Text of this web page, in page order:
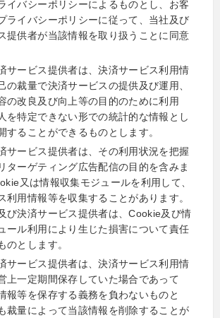
イバシーポリシーによるものとし、お客
ライバシーポリシーに従って、当社及び
提供者が当該情報を取り扱うことに同意
サービス提供者は、決済サービス利用情
の裁量で決済サービスの提供及び運用、
の改良及び向上等の目的のために利用
を特定できない形での統計的な情報とし
することができるものとします。
サービス提供者は、その利用状況を把握
ターゲティング広告配信の目的を含みま
又は情報収集モジュールを利用して、
利用情報等を収集することがあります。
び決済サービス提供者は、Cookie及び情
ール利用により生じた損害について責任
のとします。
サービス提供者は、決済サービス利用情
上一定期間保存していた場合であって
報等を保存する義務を負わないものと
裁量によって当該情報を削除することが